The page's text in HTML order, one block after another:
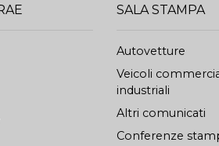
SALA STAMPA
Autovetture
Veicoli
industriali
Altri comunicati
Conferenze